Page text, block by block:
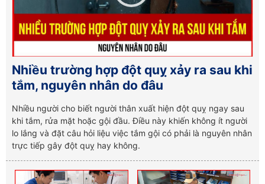
Nhiều trường hợp đột quỵ xảy ra sau khi
tắm, nguyên nhân do đâu
Nhiều người cho biết người thân xuất hiện đột quỵ ngay sau
khi tắm, rửa mặt hoặc gội đầu. Điều này khiến không ít người
lo lắng và đặt câu hỏi liệu việc tắm gội có phải là nguyên nhân
trực tiếp gây đột quỵ hay không.